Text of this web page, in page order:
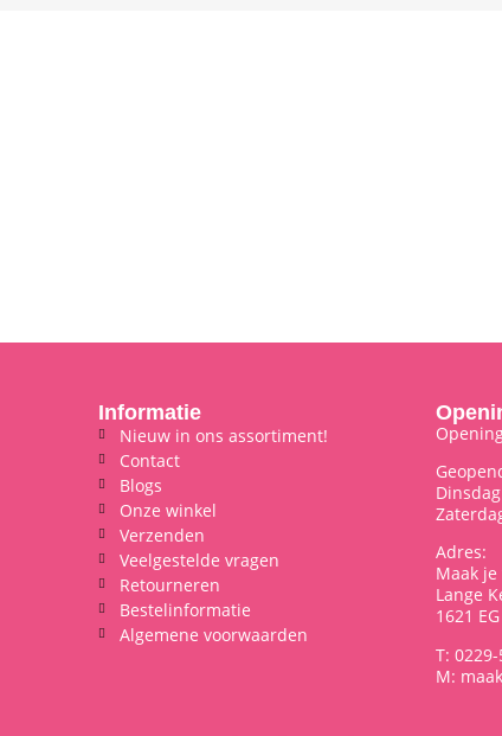
Informatie
Nieuw in ons assortiment!
Contact
Blogs
Onze winkel
Verzenden
Veelgestelde vragen
Retourneren
Bestelinformatie
Algemene voorwaarden
Adres:
Maak
Lange
1621
T:
M: